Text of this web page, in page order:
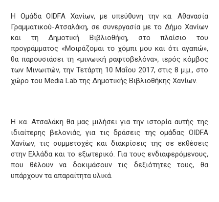
Η Ομάδα OIDFA Χανίων, με υπεύθυνη την κα. Αθανασία
Γραμματικού-Ατσαλάκη, σε συνεργασία με το Δήμο Χανίων
και τη Δημοτική Βιβλιοθήκη, στο πλαίσιο του
προγράμματος «Μοιράζομαι το χόμπι μου και ότι αγαπώ»,
θα παρουσιάσει τη «μινωική ραφτοβελόνα», ιερός κόμβος
των Μινωιτών, την Τετάρτη 10 Μαΐου 2017, στις 8 μ.μ., στο
χώρο του Media Lab της Δημοτικής Βιβλιοθήκης Χανίων.
Η κα. Ατσαλάκη θα μας μιλήσει για την ιστορία αυτής της
ιδιαίτερης βελονιάς, για τις δράσεις της ομάδας OIDFA
Χανίων, τις συμμετοχές και διακρίσεις της σε εκθέσεις
στην Ελλάδα και το εξωτερικό. Για τους ενδιαφερόμενους,
που θέλουν να δοκιμάσουν τις δεξιότητες τους, θα
υπάρχουν τα απαραίτητα υλικά.